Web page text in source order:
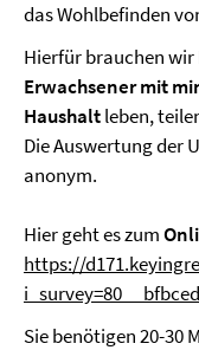
das Wohlbefinden
Hierfür brauchen wir
Erwachsener mit
Haushaltleben,
Die Auswertung der
anonym.
Hier geht es zum
https://
Sie benötigen 20-30